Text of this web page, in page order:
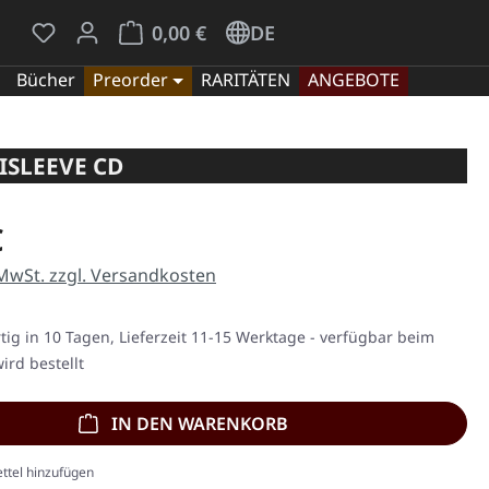
Du hast 0 Produkte auf dem Merkzettel
0,00 €
Warenkorb enthält 0 Positionen. Der
DE
Bücher Preorder RARITÄTEN
ANGEBOTE
CD
zzgl. Versandkosten
in 10 Tagen, Lieferzeit 11-15 Werktage - verfügbar beim
bestellt
IN DEN WARENKORB
hinzufügen